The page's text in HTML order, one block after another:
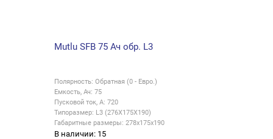
Varta Dynamic SLI 60 Ач обр.низ. D59
Полярность: Обратная (0 - Евро.)
Емкость, Ач: 60
Пусковой ток, А: 540
Типоразмер: LB2 (242X175X175)
Габаритные размеры: 242х175х175
В наличии: 1